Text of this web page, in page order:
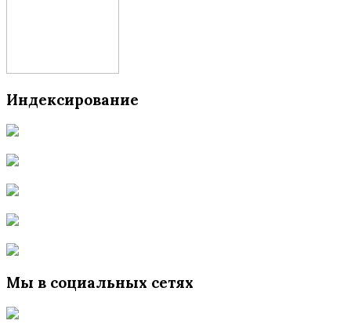
Индексирование
Мы в социальных сетях